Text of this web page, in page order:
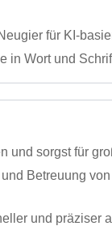
für KI-
Wort und
und sorgst für
Betreuung
und